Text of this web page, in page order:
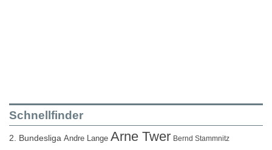
Schnellfinder
2. Bundesliga Andre Lange Arne Twer Bernd Stammnitz